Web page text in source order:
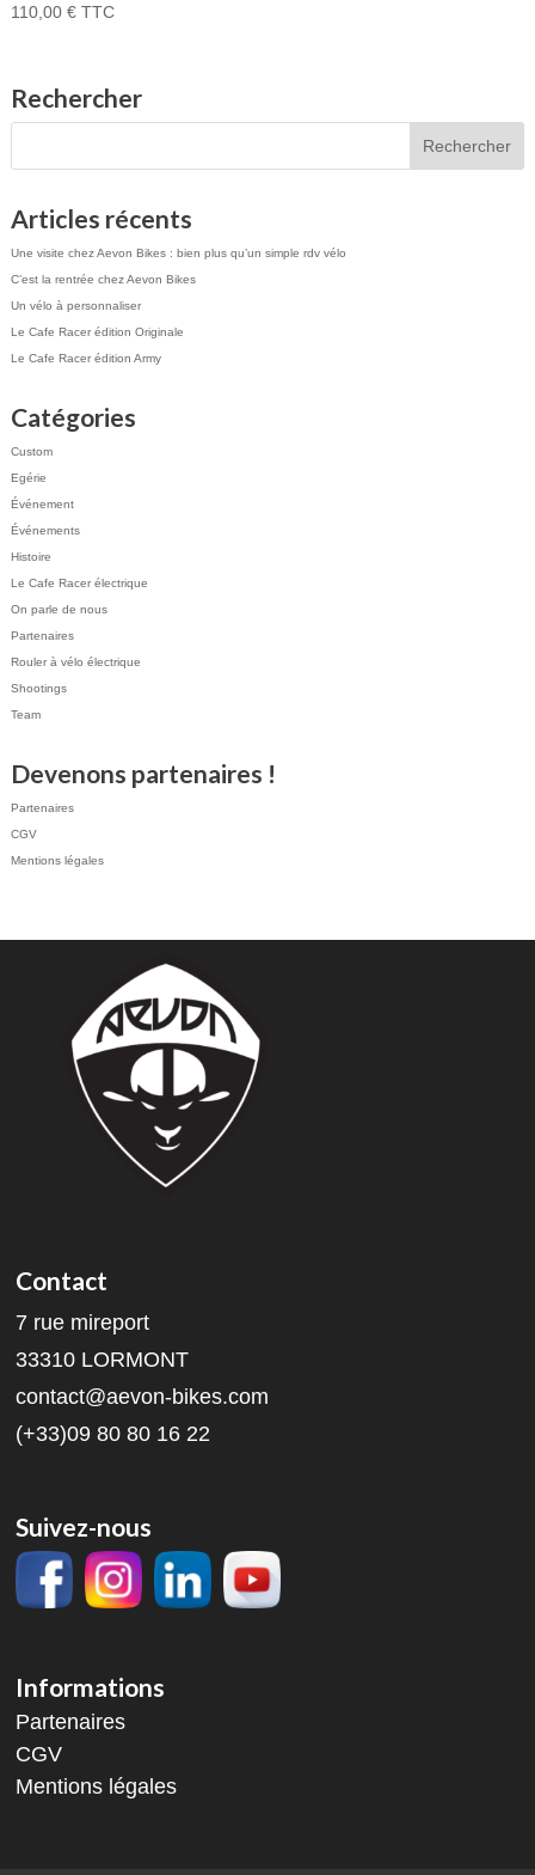
110,00 € TTC
Rechercher
Articles récents
Une visite chez Aevon Bikes : bien plus qu’un simple rdv vélo
C’est la rentrée chez Aevon Bikes
Un vélo à personnaliser
Le Cafe Racer édition Originale
Le Cafe Racer édition Army
Catégories
Custom
Egérie
Événement
Événements
Histoire
Le Cafe Racer électrique
On parle de nous
Partenaires
Rouler à vélo électrique
Shootings
Team
Devenons partenaires !
Partenaires
CGV
Mentions légales
Contact
7 rue mireport
33310 LORMONT
contact@aevon-bikes.com
(+33)09 80 80 16 22
Suivez-nous
Informations
Partenaires
CGV
Mentions légales